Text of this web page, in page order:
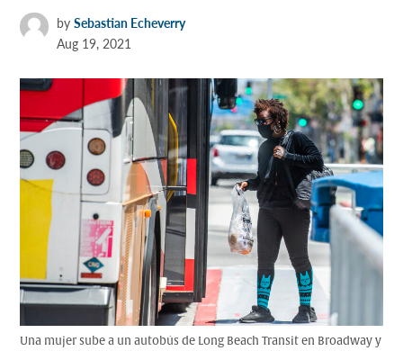
by Sebastian Echeverry
Aug 19, 2021
Una mujer sube a un autobús de Long Beach Transit en Broadway y